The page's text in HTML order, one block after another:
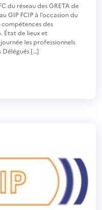
du réseau des GRETA de
GIP FCIP à l’occasion du
des
État de lieux et
les professionnels
Délégués […]